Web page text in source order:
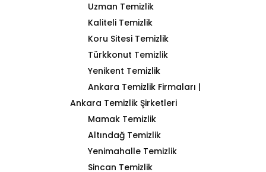
Uzman Temizlik
Kaliteli Temizlik
Koru Sitesi Temizlik
Türkkonut Temizlik
Yenikent Temizlik
Ankara Temizlik Firmaları |
Ankara Temizlik Şirketleri
Mamak Temizlik
Altındağ Temizlik
Yenimahalle Temizlik
Sincan Temizlik